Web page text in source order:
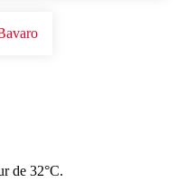
de 32°C.